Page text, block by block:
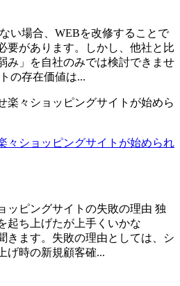
い場合、WEBを改修することで
要があります。しかし、他社と比
み」を自社のみでは検討できませ
の存在価値は...
々ショッピングサイトが始められ
ッピングサイトの失敗の理由 独
起ち上げたが上手くいかな
きます。失敗の理由としては、シ
げ時の新規顧客確...